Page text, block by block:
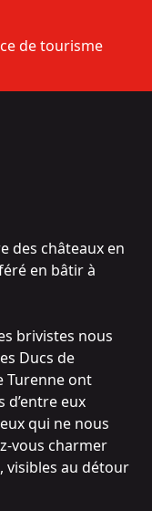
de tourisme
des châteaux en
en bâtir à
brivistes nous
Ducs de
Turenne ont
d’entre eux
qui ne nous
vous charmer
visibles au détour